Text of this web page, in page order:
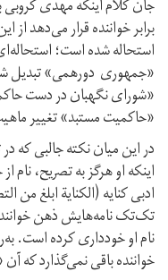
جان کلام اینکه مهدی
برابر خواننده قرار می‌دهد
استحاله شده است؛
«جمهوری دورهمی» تبدیل
«شورای نگهبان در دست
«حاکمیت مستبد» تغییر
در این میان نکته جالبی
اینکه او هرگز به تصریح، نام
ادبی کنایه (الکنایة ابلغ من
تک‌تک نامه‌هایش ذهن
نام او خودداری کرده است.
خواننده باقی نمی‌گذارد